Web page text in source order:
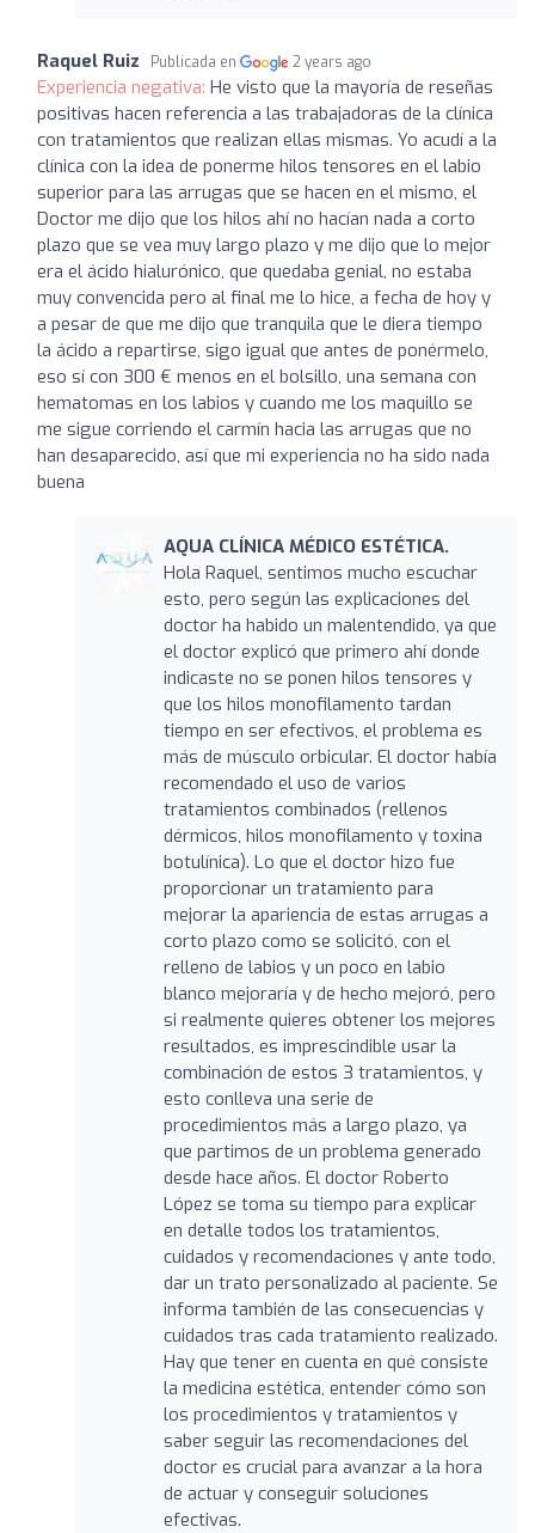
Raquel Ruiz Publicada en 2 years ago
Experiencia negativa: He visto que la mayoría de reseñas
positivas hacen referencia a las trabajadoras de la clínica
con tratamientos que realizan ellas mismas. Yo acudí a la
clínica con la idea de ponerme hilos tensores en el labio
superior para las arrugas que se hacen en el mismo, el
Doctor me dijo que los hilos ahí no hacían nada a corto
plazo que se vea muy largo plazo y me dijo que lo mejor
era el ácido hialurónico, que quedaba genial, no estaba
muy convencida pero al final me lo hice, a fecha de hoy y
a pesar de que me dijo que tranquila que le diera tiempo
la ácido a repartirse, sigo igual que antes de ponérmelo,
eso sí con 300 € menos en el bolsillo, una semana con
hematomas en los labios y cuando me los maquillo se
me sigue corriendo el carmín hacia las arrugas que no
han desaparecido, así que mi experiencia no ha sido nada
buena
AQUA CLÍNICA MÉDICO ESTÉTICA.
Hola Raquel, sentimos mucho escuchar
esto, pero según las explicaciones del
doctor ha habido un malentendido, ya que
el doctor explicó que primero ahí donde
indicaste no se ponen hilos tensores y
que los hilos monofilamento tardan
tiempo en ser efectivos, el problema es
más de músculo orbicular. El doctor había
recomendado el uso de varios
tratamientos combinados (rellenos
dérmicos, hilos monofilamento y toxina
botulínica). Lo que el doctor hizo fue
proporcionar un tratamiento para
mejorar la apariencia de estas arrugas a
corto plazo como se solicitó, con el
relleno de labios y un poco en labio
blanco mejoraría y de hecho mejoró, pero
si realmente quieres obtener los mejores
resultados, es imprescindible usar la
combinación de estos 3 tratamientos, y
esto conlleva una serie de
procedimientos más a largo plazo, ya
que partimos de un problema generado
desde hace años. El doctor Roberto
López se toma su tiempo para explicar
en detalle todos los tratamientos,
cuidados y recomendaciones y ante todo,
dar un trato personalizado al paciente. Se
informa también de las consecuencias y
cuidados tras cada tratamiento realizado.
Hay que tener en cuenta en qué consiste
la medicina estética, entender cómo son
los procedimientos y tratamientos y
saber seguir las recomendaciones del
doctor es crucial para avanzar a la hora
de actuar y conseguir soluciones
efectivas.